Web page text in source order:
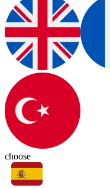
choose